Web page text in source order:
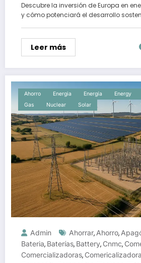
Descubre la inversión de Europa en
y cómo potenciará el desarrollo
Leer más
Ahorro Energia Energía Energy
Gas
Nuclear Solar
Admin Ahorrar, Ahorro,
Bateria, Baterías, Battery, Cnmc,
Comercializadoras, Comericalizadora